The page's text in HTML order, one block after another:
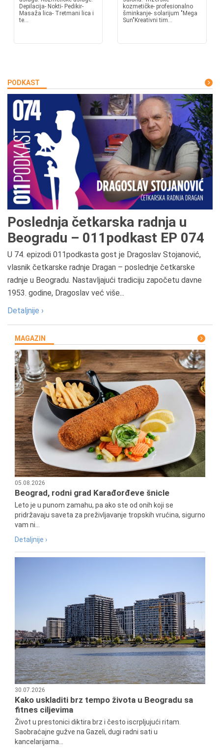
Depilacija- Nokti- Pedikir-
Masaža lica- Tretmani lica i
te...
kozmetičke- profesionalno
šminkanje- solarijum "Mega
Sun"Kreativni tim...
PODKAST
Poslednja četkarska radnja u
Beogradu – 011podkast EP 074
U 74. epizodi 011podkasta gost je Dragoslav Stojanović,
vlasnik četkarske radnje Dragan – poslednje četkarske
radnje u Beogradu. Nastavljajući tradiciju započetu davne
1953. godine, Dragoslav već više...
Detaljnije ›
MAGAZIN
05.08.2026
Beograd, rodni grad Karađorđeve šnicle
Leto je u punom zamahu, pa ako ste od onih koji se
pridržavaju saveta za preživljavanje tropskih vrućina, sigurno
vam ni...
Detaljnije ›
30.07.2026
Kako uskladiti brz tempo života u Beogradu sa
fitnes ciljevima
Život u prestonici diktira brz i često iscrpljujući ritam.
Saobraćajne gužve na Gazeli, dugi radni sati u
kancelarijama...